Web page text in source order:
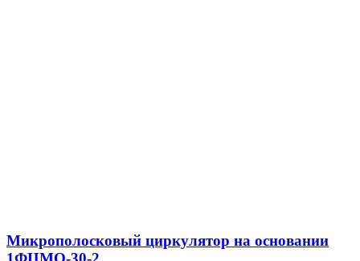
Микрополосковый циркулятор на основании